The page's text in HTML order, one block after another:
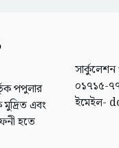
পপুলার
এবং
হতে
০১৭১৫-
ইমেইল-